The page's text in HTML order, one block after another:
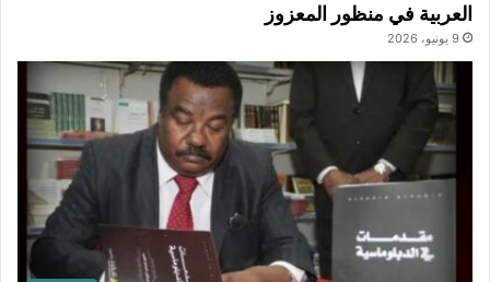
العربية في منظور المعزوز
9 يونيو، 2026